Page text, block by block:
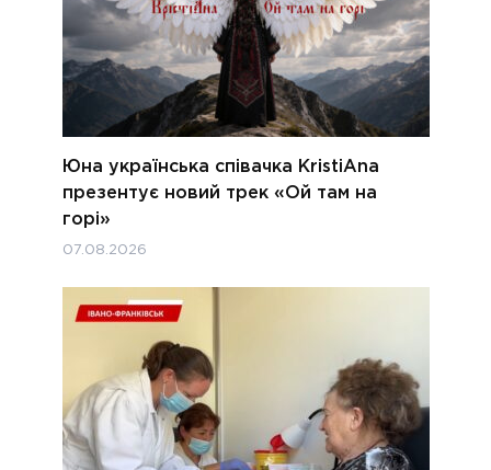
Юна українська співачка KristiAna
презентує новий трек «Ой там на
горі»
07.08.2026